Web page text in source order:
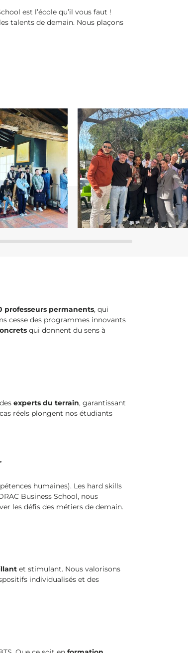
est l’école qu’il vous faut !
talents de demain. Nous plaçons
professeurs permanents, qui
cesse des programmes innovants
qui donnent du sens à
experts du terrain, garantissant
réels plongent nos étudiants
humaines). Les hard skills
Business School, nous
les défis des métiers de demain.
et stimulant. Nous valorisons
individualisés et des